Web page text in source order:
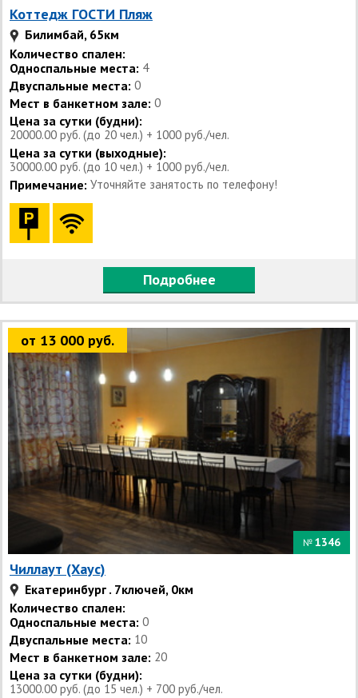
Коттедж ГОСТИ Пляж
Билимбай, 65км
Количество спален:
Односпальные места: 4
Двуспальные места: 0
Мест в банкетном зале: 0
Цена за сутки (будни):
20000.00 руб. (до 20 чел.) + 1000 руб./чел.
Цена за сутки (выходные):
30000.00 руб. (до 10 чел.) + 1000 руб./чел.
Примечание: Уточняйте занятость по телефону!
Подробнее
от 13 000 руб.
№ 1346
Чиллаут (Хаус)
Екатеринбург . 7ключей, 0км
Количество спален:
Односпальные места: 0
Двуспальные места: 10
Мест в банкетном зале: 20
Цена за сутки (будни):
13000.00 руб. (до 15 чел.) + 700 руб./чел.